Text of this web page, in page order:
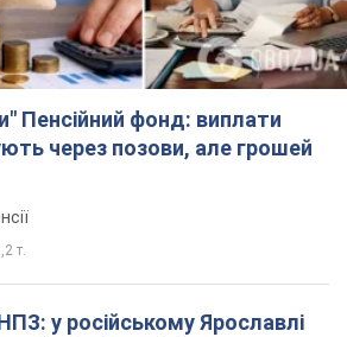
Пенсійний фонд: виплати
через позови, але грошей
т.
у російському Ярославлі